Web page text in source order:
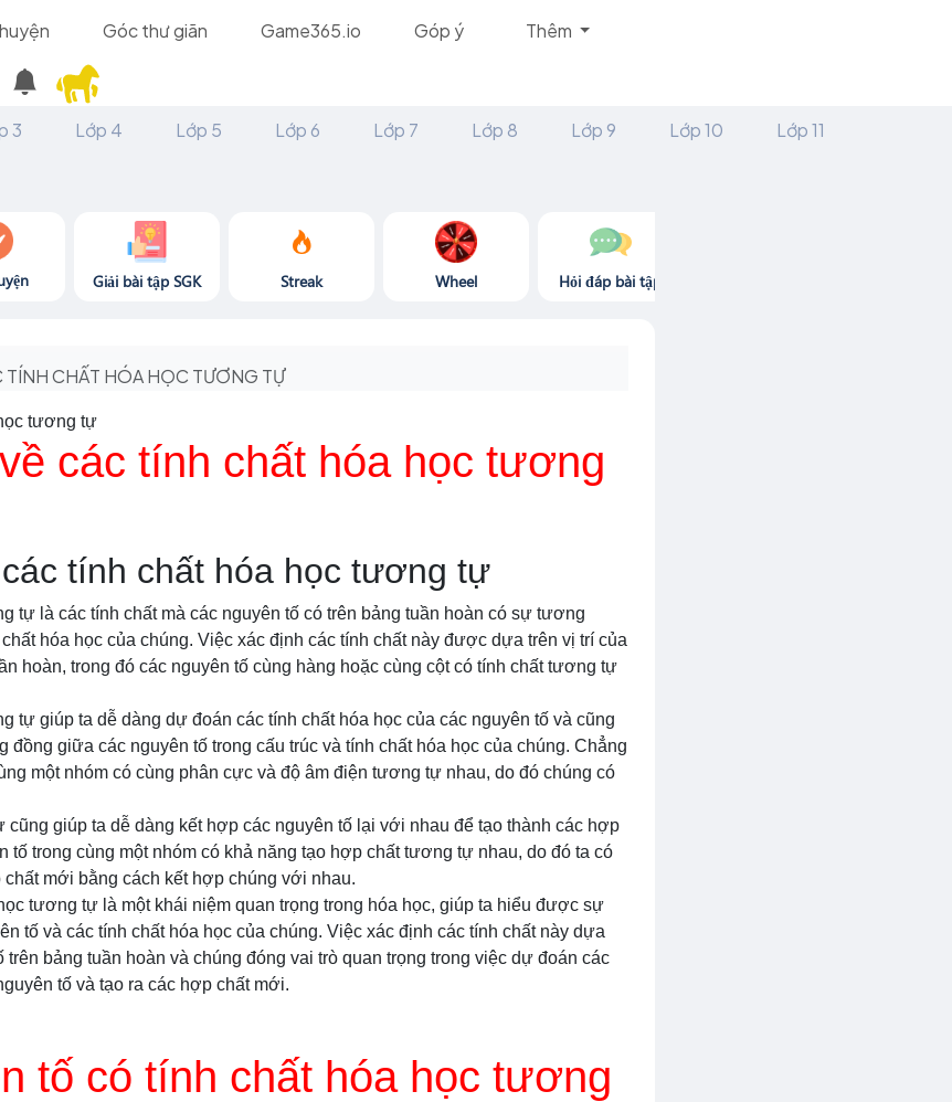
Góc thư giãn Game365.io Góp ý Thêm
3 Lớp 4 Lớp 5 Lớp 6 Lớp 7 Lớp 8 Lớp 9 Lớp 10
Lớp 11
Giải bài tập SGK Streak Wheel Hỏi đáp bài tập
TÍNH CHẤT HÓA HỌC TƯƠNG TỰ
tương tự
các tính chất hóa học tương
tính chất hóa học tương tự
tự là các tính chất mà các nguyên tố có trên bảng tuần hoàn có sự tương
hóa học của chúng. Việc xác định các tính chất này được dựa trên vị trí của
hoàn, trong đó các nguyên tố cùng hàng hoặc cùng cột có tính chất tương tự
tự giúp ta dễ dàng dự đoán các tính chất hóa học của các nguyên tố và cũng
giữa các nguyên tố trong cấu trúc và tính chất hóa học của chúng. Chẳng
một nhóm có cùng phân cực và độ âm điện tương tự nhau, do đó chúng có
giúp ta dễ dàng kết hợp các nguyên tố lại với nhau để tạo thành các hợp
tố trong cùng một nhóm có khả năng tạo hợp chất tương tự nhau, do đó ta có
mới bằng cách kết hợp chúng với nhau.
tương tự là một khái niệm quan trọng trong hóa học, giúp ta hiểu được sự
tố và các tính chất hóa học của chúng. Việc xác định các tính chất này dựa
trên bảng tuần hoàn và chúng đóng vai trò quan trọng trong việc dự đoán các
tố và tạo ra các hợp chất mới.
tố có tính chất hóa học tương